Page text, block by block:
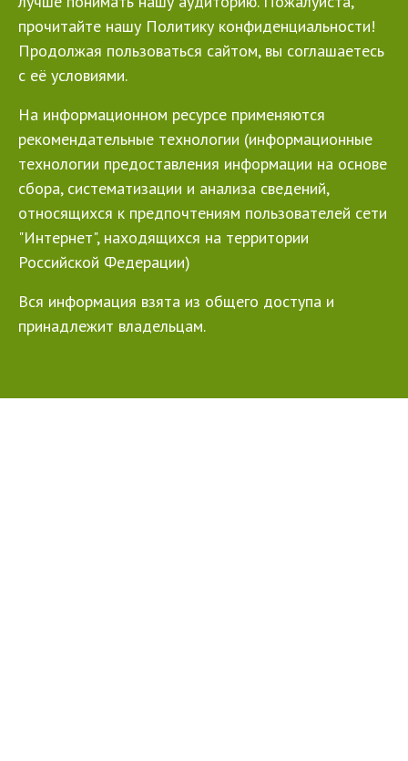
прочитайте нашу Политику конфиденциальности!
Продолжая пользоваться сайтом, вы соглашаетесь
с её условиями.
На информационном ресурсе применяются
рекомендательные технологии (информационные
технологии предоставления информации на основе
сбора, систематизации и анализа сведений,
относящихся к предпочтениям пользователей сети
"Интернет", находящихся на территории
Российской Федерации)
Вся информация взята из общего доступа и
принадлежит владельцам.